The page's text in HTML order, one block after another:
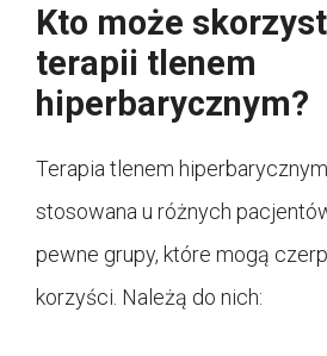
Kto może
terapii tlenem
hiperbarycznym?
Terapia tlenem
stosowana u różnych
pewne grupy, które mogą
korzyści. Należą do nich: